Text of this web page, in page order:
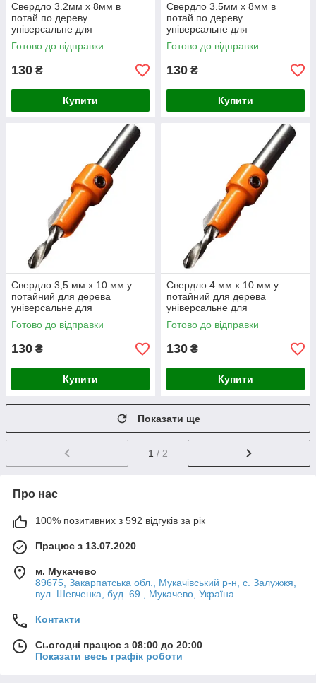
Свердло 3.2мм x 8мм в
потай по дереву
універсальне для
виробництва будівельних і
ремонтних робіт
Готово до відправки
130 ₴
Купити
Свердло 3.5мм x 8мм в
потай по дереву
універсальне для
виробництва будівельних і
ремонтних робіт
Готово до відправки
130 ₴
Купити
Свердло 3,5 мм x 10 мм у
потайний для дерева
універсальне для
виробництва будівельних і
ремонтних робіт
Готово до відправки
130 ₴
Купити
Свердло 4 мм x 10 мм у
потайний для дерева
універсальне для
виробництва будівельних і
ремонтних робіт
Готово до відправки
130 ₴
Купити
Показати ще
1 / 2
Про нас
100% позитивних з 592 відгуків за рік
Працює з 13.07.2020
м. Мукачево
89675, Закарпатська обл., Мукачівський р-н, с. Залужжя,
вул. Шевченка, буд. 69 , Мукачево, Україна
Контакти
Сьогодні працює з 08:00 до 20:00
Показати весь графік роботи